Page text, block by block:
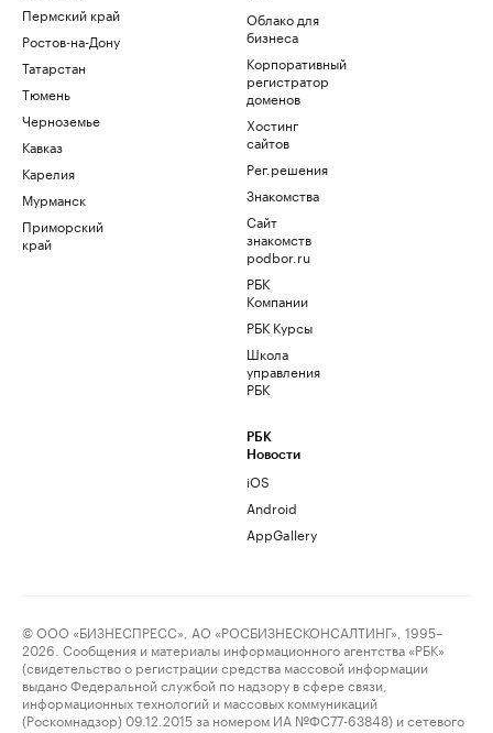
Пермский край
Ростов-на-Дону
Татарстан
Тюмень
Черноземье
Кавказ
Карелия
Мурманск
Приморский
край
Облако для
бизнеса
Корпоративный
регистратор
доменов
Хостинг
сайтов
Рег.решения
Знакомства
Сайт
знакомств
podbor.ru
РБК
Компании
РБК Курсы
Школа
управления
РБК
РБК
Новости
iOS
Android
AppGallery
© ООО «БИЗНЕСПРЕСС», АО «РОСБИЗНЕСКОНСАЛТИНГ», 1995–
2026. Сообщения и материалы информационного агентства «РБК»
(свидетельство о регистрации средства массовой информации
выдано Федеральной службой по надзору в сфере связи,
информационных технологий и массовых коммуникаций
(Роскомнадзор) 09.12.2015 за номером ИА №ФС77-63848) и сетевого